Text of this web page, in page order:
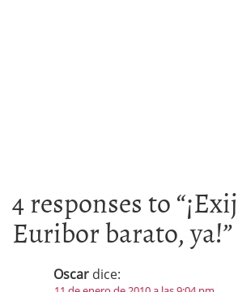
4 responses to “
Euribor barato, ya!”
Oscar dice: